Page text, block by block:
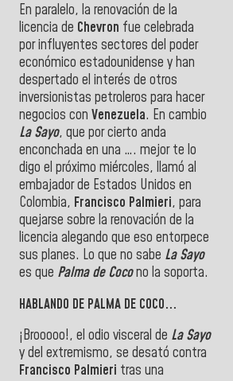
En paralelo, la renovación de la
licencia de Chevron fue celebrada
por influyentes sectores del poder
económico estadounidense y han
despertado el interés de otros
inversionistas petroleros para hacer
negocios con Venezuela. En cambio
La Sayo, que por cierto anda
enconchada en una …. mejor te lo
digo el próximo miércoles, llamó al
embajador de Estados Unidos en
Colombia, Francisco Palmieri, para
quejarse sobre la renovación de la
licencia alegando que eso entorpece
sus planes. Lo que no sabe La Sayo
es que Palma de Cocono la soporta.
HABLANDO DE PALMA DE COCO...
¡Brooooo!, el odio visceral de La Sayo
y del extremismo, se desató contra
Francisco Palmieri tras una